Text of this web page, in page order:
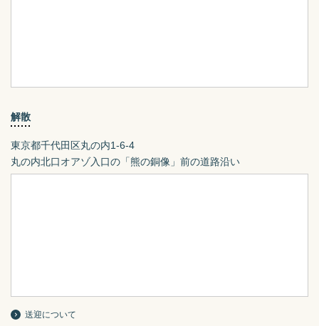
解散
東京都千代田区丸の内1-6-4
丸の内北口オアゾ入口の「熊の銅像」前の道路沿い
送迎について